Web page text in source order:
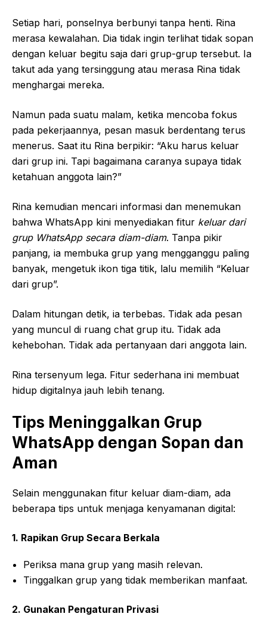
Setiap hari, ponselnya berbunyi tanpa henti. Rina
merasa kewalahan. Dia tidak ingin terlihat tidak sopan
dengan keluar begitu saja dari grup-grup tersebut. Ia
takut ada yang tersinggung atau merasa Rina tidak
menghargai mereka.
Namun pada suatu malam, ketika mencoba fokus
pada pekerjaannya, pesan masuk berdentang terus
menerus. Saat itu Rina berpikir: “Aku harus keluar
dari grup ini. Tapi bagaimana caranya supaya tidak
ketahuan anggota lain?”
Rina kemudian mencari informasi dan menemukan
bahwa WhatsApp kini menyediakan fitur keluar dari
grup WhatsApp secara diam-diam. Tanpa pikir
panjang, ia membuka grup yang mengganggu paling
banyak, mengetuk ikon tiga titik, lalu memilih “Keluar
dari grup”.
Dalam hitungan detik, ia terbebas. Tidak ada pesan
yang muncul di ruang chat grup itu. Tidak ada
kehebohan. Tidak ada pertanyaan dari anggota lain.
Rina tersenyum lega. Fitur sederhana ini membuat
hidup digitalnya jauh lebih tenang.
Tips Meninggalkan Grup
WhatsApp dengan Sopan dan
Aman
Selain menggunakan fitur keluar diam-diam, ada
beberapa tips untuk menjaga kenyamanan digital:
1. Rapikan Grup Secara Berkala
Periksa mana grup yang masih relevan.
Tinggalkan grup yang tidak memberikan manfaat.
2. Gunakan Pengaturan Privasi